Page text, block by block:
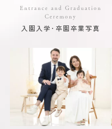
Entrance and Graduation
Ceremony
入園入学･卒園卒業写真